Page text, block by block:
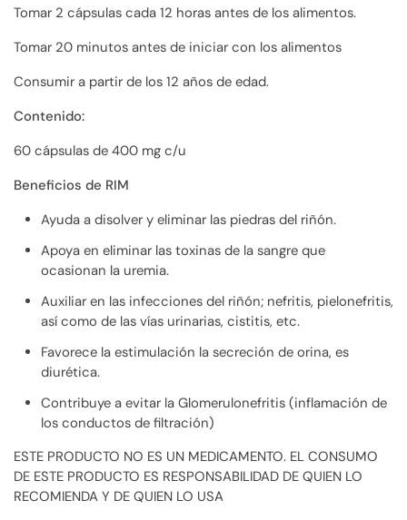
Tomar 2 cápsulas cada 12 horas antes de los alimentos.
Tomar 20 minutos antes de iniciar con los alimentos
Consumir a partir de los 12 años de edad.
Contenido:
60 cápsulas de 400 mg c/u
Beneficios de RIM
Ayuda a disolver y eliminar las piedras del riñón.
Apoya en eliminar las toxinas de la sangre que
ocasionan la uremia.
Auxiliar en las infecciones del riñón; nefritis, pielonefritis,
así­ como de las ví­as urinarias, cistitis, etc.
Favorece la estimulación la secreción de orina, es
diurética.
Contribuye a evitar la Glomerulonefritis (inflamación de
los conductos de filtración)
ESTE PRODUCTO NO ES UN MEDICAMENTO. EL CONSUMO
DE ESTE PRODUCTO ES RESPONSABILIDAD DE QUIEN LO
RECOMIENDA Y DE QUIEN LO USA